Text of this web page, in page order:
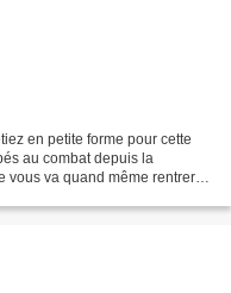
en petite forme pour cette
au combat depuis la
vous va quand même rentrer